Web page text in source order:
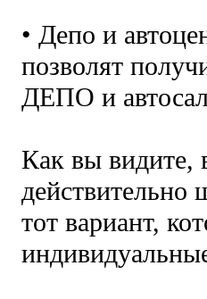
• Депо и
позволят
ДЕПО и
Как вы видите,
действительно
тот вариант,